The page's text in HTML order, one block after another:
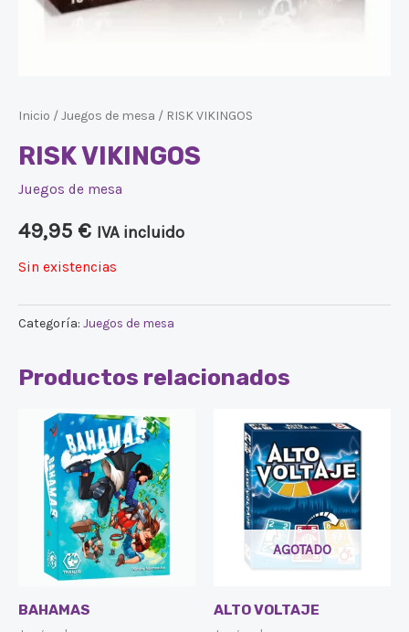
Inicio /Juegos de mesa / RISK VIKINGOS
RISK VIKINGOS
Juegos de mesa
49,95 € IVA incluido
Sin existencias
Categoría: Juegos de mesa
Productos relacionados
BAHAMAS
AGOTADO
ALTO VOLTAJE